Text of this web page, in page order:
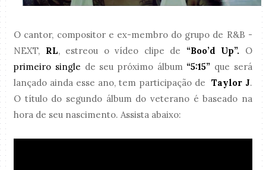
O cantor, compositor e ex-membro do grupo de R&B -
NEXT, RL, estreou o vídeo clipe de “Boo’d Up”. O
primeiro single de seu próximo álbum “5:15” que será
lançado ainda esse ano, tem participação de Taylor J.
O título do segundo álbum do veterano é baseado na
hora de seu nascimento. Assista abaixo: